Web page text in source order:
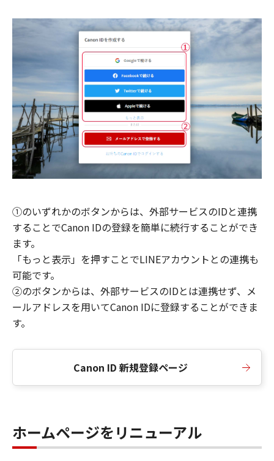
①のいずれかのボタンからは、外部サービスのIDと連携
することでCanon IDの登録を簡単に続行することができ
ます。
「もっと表示」を押すことでLINEアカウントとの連携も
可能です。
②のボタンからは、外部サービスのIDとは連携せず、メ
ールアドレスを用いてCanon IDに登録することができま
す。
Canon ID 新規登録ページ
ホームページをリニューアル